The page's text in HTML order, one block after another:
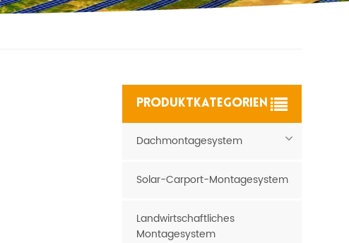
PRODUKTKATEGORIEN
Dachmontagesystem
Solar-Carport-Montagesystem
Landwirtschaftliches
Montagesystem